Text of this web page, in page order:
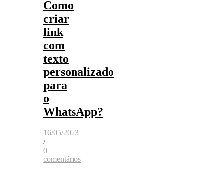
Como
criar
link
com
texto
personalizado
para
o
WhatsApp?
16/05/2023
/
0
comentários